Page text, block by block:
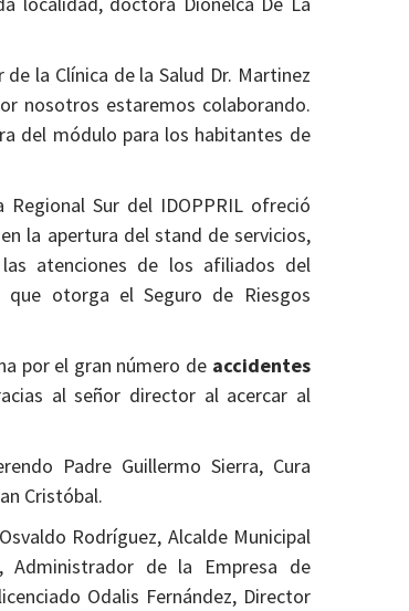
la Clínica de la Salud Dr. Martinez
nosotros estaremos colaborando.
del módulo para los habitantes de
Sur del IDOPPRIL ofreció
la apertura del stand de servicios,
atenciones de los afiliados del
que otorga el Seguro de Riesgos
por el gran número de accidentes
al señor director al acercar al
Padre Guillermo Sierra, Cura
Cristóbal.
Rodríguez, Alcalde Municipal
Administrador de la Empresa de
Odalis Fernández, Director